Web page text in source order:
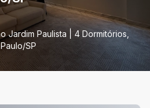
Jardim Paulista | 4 Dormitórios,
SP